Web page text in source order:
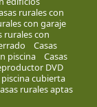
rurales con
con garaje
rurales con
Casas
piscina
Casas
DVD
cubierta
rurales aptas